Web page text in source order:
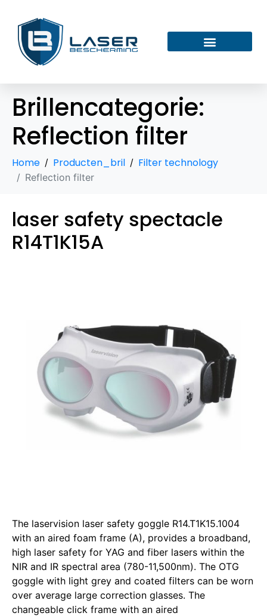
Brillencategorie:
Reflection filter
Home Producten_bril Filter technology
Reflection filter
laser safety spectacle
R14T1K15A
The laservision laser safety goggle R14.T1K15.1004
with an aired foam frame (A), provides a broadband,
high laser safety for YAG and fiber lasers within the
NIR and IR spectral area (780-11,500nm). The OTG
goggle with light grey and coated filters can be worn
over average large correction glasses. The
changeable click frame with an aired